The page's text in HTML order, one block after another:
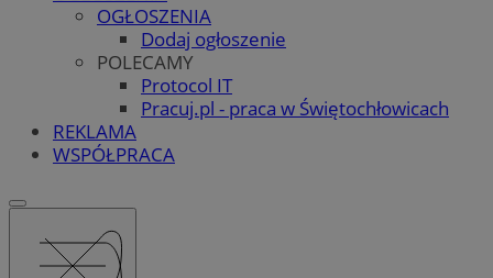
OGŁOSZENIA
Dodaj ogłoszenie
POLECAMY
Protocol IT
Pracuj.pl - praca w Świętochłowicach
REKLAMA
WSPÓŁPRACA